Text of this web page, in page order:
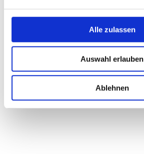
Alle zulassen
Auswahl erlauben
Ablehnen